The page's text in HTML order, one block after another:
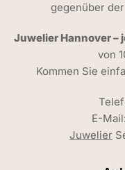
gegenüber
Juwelier Hannover –
von
Kommen Sie
E-Mail:
Juwelier